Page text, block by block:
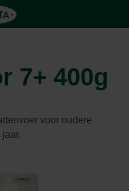
7+ 400g
voor oudere